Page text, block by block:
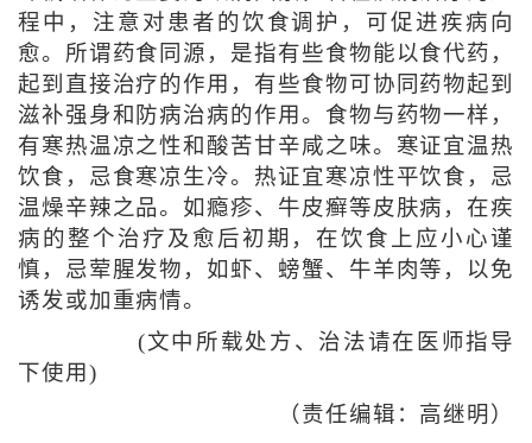
程中，注意对患者的饮食调护，可促进疾病向
愈。所谓药食同源，是指有些食物能以食代药，
起到直接治疗的作用，有些食物可协同药物起到
滋补强身和防病治病的作用。食物与药物一样，
有寒热温凉之性和酸苦甘辛咸之味。寒证宜温热
饮食，忌食寒凉生冷。热证宜寒凉性平饮食，忌
温燥辛辣之品。如瘾疹、牛皮癣等皮肤病，在疾
病的整个治疗及愈后初期，在饮食上应小心谨
慎，忌荤腥发物，如虾、螃蟹、牛羊肉等，以免
诱发或加重病情。
(文中所载处方、治法请在医师指导
下使用)
（责任编辑：高继明）